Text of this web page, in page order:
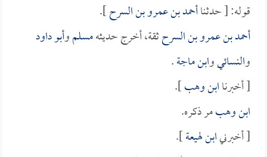
قوله: [ حدثناأحمد بن عمرو بن السرح].
أحمد بن عمرو بن السرحثقة، أخرج حديثهمسلموأبو داود
والنسائيوابن ماجة.
[ أخبرناابن وهب].
ابن وهبمر ذكره.
[ أخبرنيابن لهيعة].